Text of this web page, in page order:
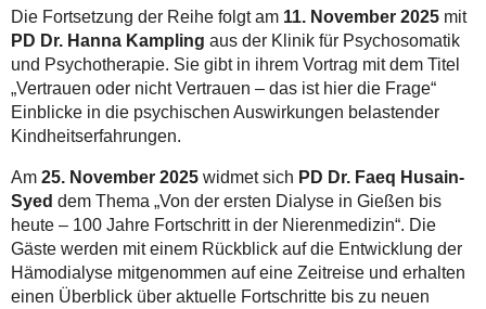
Die Fortsetzung der Reihe folgt am 11. November 2025 mit
PD Dr. Hanna Kampling aus der Klinik für Psychosomatik
und Psychotherapie. Sie gibt in ihrem Vortrag mit dem Titel
„Vertrauen oder nicht Vertrauen – das ist hier die Frage“
Einblicke in die psychischen Auswirkungen belastender
Kindheitserfahrungen.
Am 25. November 2025widmet sich PD Dr. Faeq Husain-
Syed dem Thema „Von der ersten Dialyse in Gießen bis
heute – 100 Jahre Fortschritt in der Nierenmedizin“. Die
Gäste werden mit einem Rückblick auf die Entwicklung der
Hämodialyse mitgenommen auf eine Zeitreise und erhalten
einen Überblick über aktuelle Fortschritte bis zu neuen